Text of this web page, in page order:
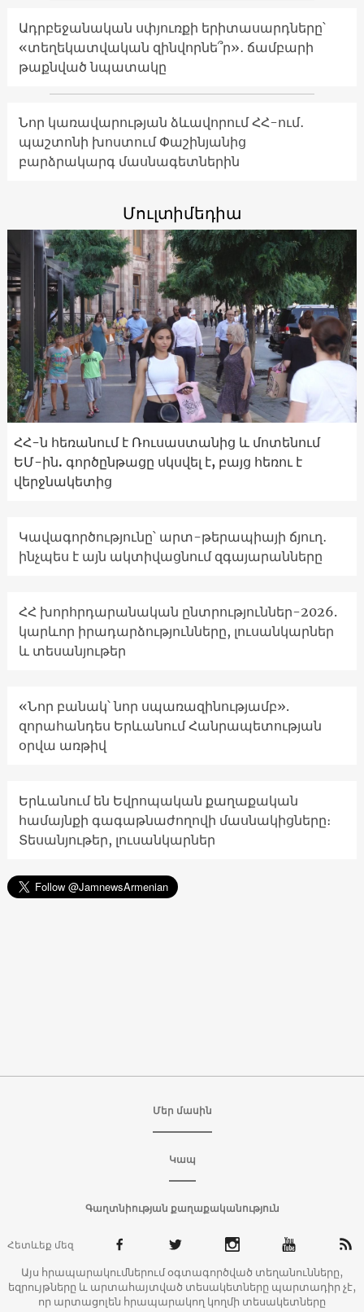
Ադրբեջանական սփյուռքի երիտասարդները՝
«տեղեկատվական զինվորնե՞ր»․ ճամբարի
թաքնված նպատակը
Նոր կառավարության ձևավորում ՀՀ-ում․
պաշտոնի խոստում Փաշինյանից
բարձրակարգ մասնագետներին
Մուլտիմեդիա
ՀՀ-ն հեռանում է Ռուսաստանից և մոտենում
ԵՄ-ին. գործընթացը սկսվել է, բայց հեռու է
վերջնակետից
Կավագործությունը՝ արտ-թերապիայի ճյուղ․
ինչպես է այն ակտիվացնում զգայարանները
ՀՀ խորհրդարանական ընտրություններ-2026.
կարևոր իրադարձությունները, լուսանկարներ
և տեսանյութեր
«Նոր բանակ՝ նոր սպառազինությամբ».
զորահանդես Երևանում Հանրապետության
օրվա առթիվ
Երևանում են Եվրոպական քաղաքական
համայնքի գագաթնաժողովի մասնակիցները։
Տեսանյութեր, լուսանկարներ
Մեր մասին
Կապ
Գաղտնիության քաղաքականություն
Հետևեք մեզ
Այս հրապարակումներում օգտագործված տեղանունները,
եզրույթները և արտահայտված տեսակետները պարտադիր չէ,
որ արտացոլեն հրապարակող կողմի տեսակետները